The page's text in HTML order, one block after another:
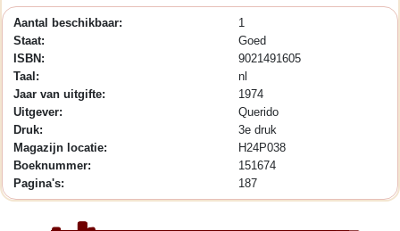
Aantal beschikbaar:
1
Staat:
Goed
ISBN:
9021491605
Taal:
nl
Jaar van uitgifte:
1974
Uitgever:
Querido
Druk:
3e druk
Magazijn locatie:
H24P038
Boeknummer:
151674
Pagina's:
187